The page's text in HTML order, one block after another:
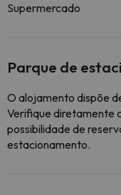
Supermercado
Parque de
O alojamento dispõe
Verifique diretamente
possibilidade de
estacionamento.